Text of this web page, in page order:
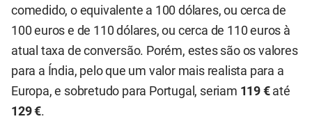
comedido, o equivalente a 100 dólares, ou cerca de
100 euros e de 110 dólares, ou cerca de 110 euros à
atual taxa de conversão. Porém, estes são os valores
para a Índia, pelo que um valor mais realista para a
Europa, e sobretudo para Portugal, seriam 119 € até
129 €.